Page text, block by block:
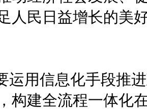
人民日益增长的美
用信息化手段推进
构建全流程一体化